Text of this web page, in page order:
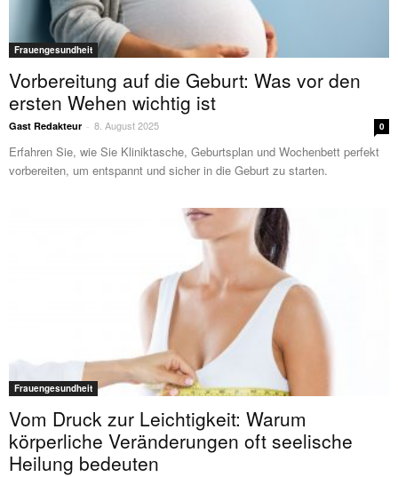
Frauengesundheit
Vorbereitung auf die Geburt: Was vor den
ersten Wehen wichtig ist
Gast Redakteur - 8. August 2025 0
Erfahren Sie, wie Sie Kliniktasche, Geburtsplan und Wochenbett perfekt
vorbereiten, um entspannt und sicher in die Geburt zu starten.
Frauengesundheit
Vom Druck zur Leichtigkeit: Warum
körperliche Veränderungen oft seelische
Heilung bedeuten